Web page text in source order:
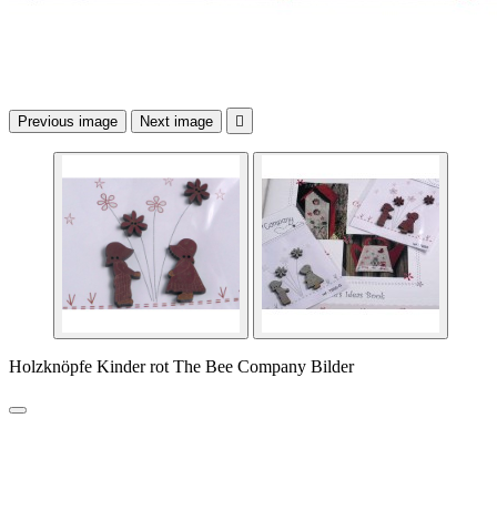
Previous image Next image 
Holzknöpfe Kinder rot The Bee Company Bilder